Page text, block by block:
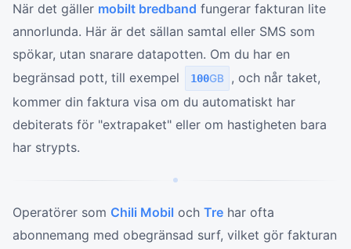
När det gäller mobilt bredband fungerar fakturan lite
annorlunda. Här är det sällan samtal eller SMS som
spökar, utan snarare datapotten. Om du har en
begränsad pott, till exempel
100GB
, och når taket,
kommer din faktura visa om du automatiskt har
debiterats för "extrapaket" eller om hastigheten bara
har strypts.
Operatörer som Chili Mobil och Tre har ofta
abonnemang med obegränsad surf, vilket gör fakturan